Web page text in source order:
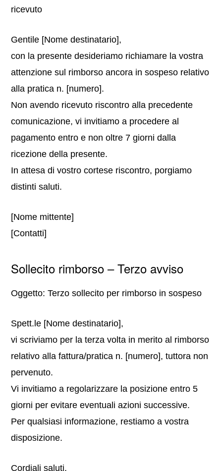
ricevuto
Gentile [Nome destinatario],
con la presente desideriamo richiamare la vostra
attenzione sul rimborso ancora in sospeso relativo
alla pratica n. [numero].
Non avendo ricevuto riscontro alla precedente
comunicazione, vi invitiamo a procedere al
pagamento entro e non oltre 7 giorni dalla
ricezione della presente.
In attesa di vostro cortese riscontro, porgiamo
distinti saluti.
[Nome mittente]
[Contatti]
Sollecito rimborso – Terzo avviso
Oggetto: Terzo sollecito per rimborso in sospeso
Spett.le [Nome destinatario],
vi scriviamo per la terza volta in merito al rimborso
relativo alla fattura/pratica n. [numero], tuttora non
pervenuto.
Vi invitiamo a regolarizzare la posizione entro 5
giorni per evitare eventuali azioni successive.
Per qualsiasi informazione, restiamo a vostra
disposizione.
Cordiali saluti,